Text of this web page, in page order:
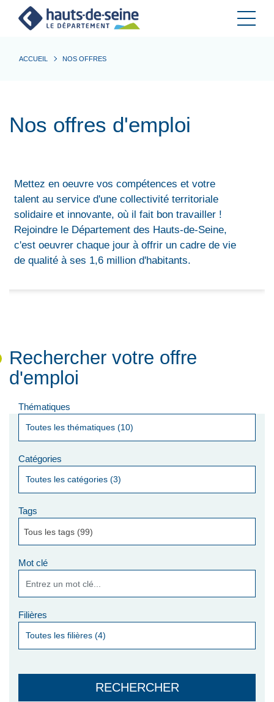
ACCUEIL NOS OFFRES
Nos offres d'emploi
Mettez en oeuvre vos compétences et votre
talent au service d'une collectivité territoriale
solidaire et innovante, où il fait bon travailler !
Rejoindre le Département des Hauts-de-Seine,
c'est oeuvrer chaque jour à offrir un cadre de vie
de qualité à ses 1,6 million d'habitants.
Rechercher votre offre
d'emploi
Thématiques
Catégories
Tags
Tous les tags (99)
Mot clé
Filières
Cookies et traceurs utilisés sur ce site.